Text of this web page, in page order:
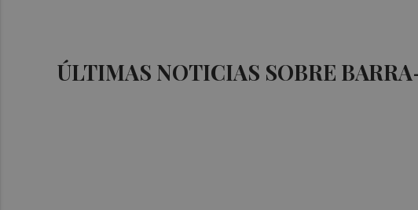
ÚLTIMAS NOTICIAS SOBRE